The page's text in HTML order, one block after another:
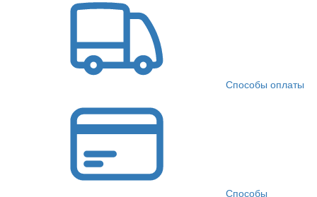
Способы оплаты
Способы